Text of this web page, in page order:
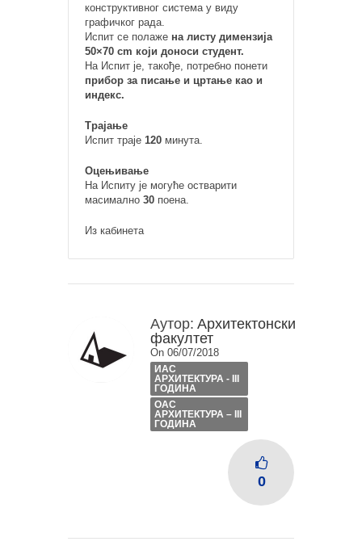
конструктивног система у виду
графичког рада.
Испит се полаже на листу димензија
50×70 cm који доноси студент.
На Испит је, такође, потребно понети
прибор за писање и цртање као и
индекс.
Трајање
Испит траје 120 минута.
Оцењивање
На Испиту је могуће остварити
масимално 30 поена.
Из кабинета
Аутор: Архитектонски
факултет
On 06/07/2018
ИАС
АРХИТЕКТУРА - III
ГОДИНА
ОАС
АРХИТЕКТУРА – III
ГОДИНА
0